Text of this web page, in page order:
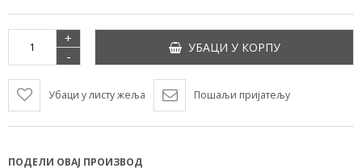
+
-
УБАЦИ У КОРПУ
Убаци у листу жеља Пошаљи пријатељу
ПОДЕЛИ ОВАЈ ПРОИЗВОД